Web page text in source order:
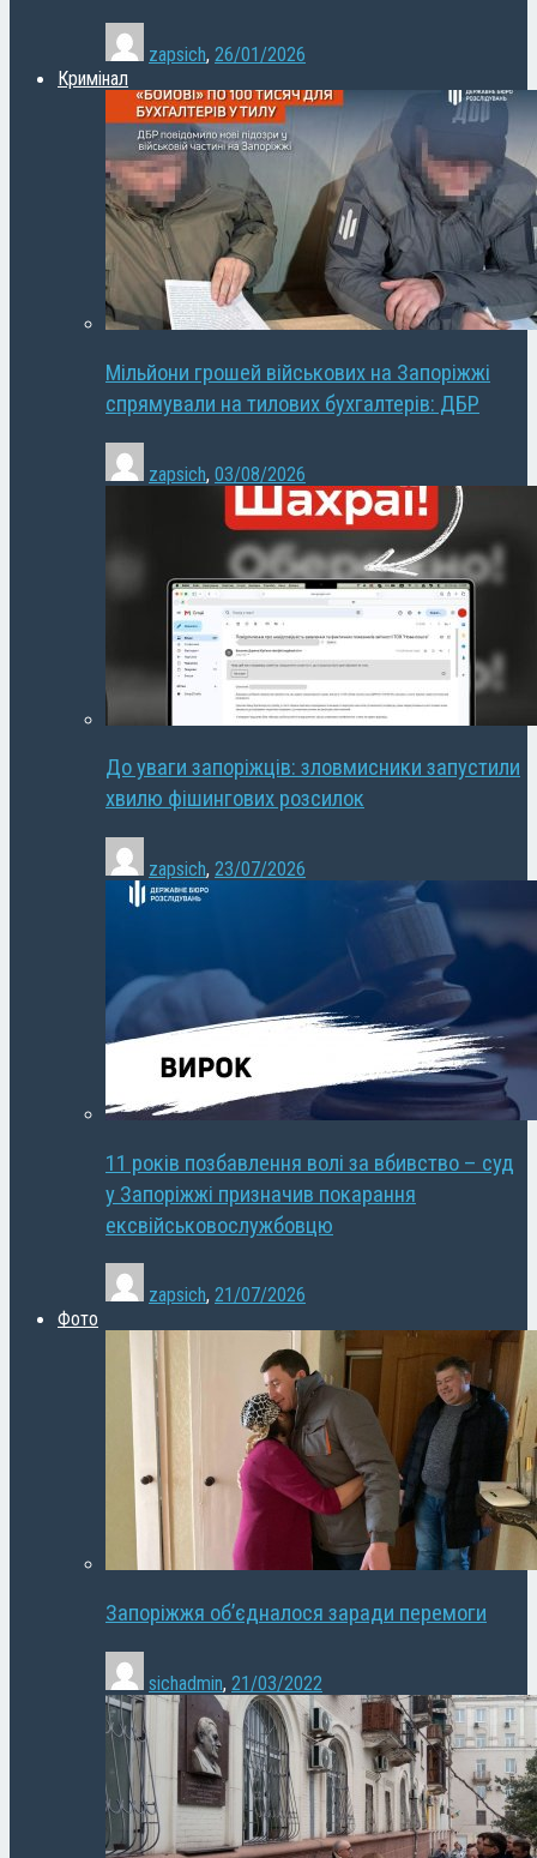
zapsich, 26/01/2026
Кримінал
Мільйони грошей військових на Запоріжжі
спрямували на тилових бухгалтерів: ДБР
zapsich, 03/08/2026
До уваги запоріжців: зловмисники запустили
хвилю фішингових розсилок
zapsich, 23/07/2026
11 років позбавлення волі за вбивство – суд
у Запоріжжі призначив покарання
ексвійськовослужбовцю
zapsich, 21/07/2026
Фото
Запоріжжя об’єдналося заради перемоги
sichadmin, 21/03/2022